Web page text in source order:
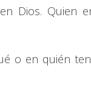
Dios. Quien
o en quién